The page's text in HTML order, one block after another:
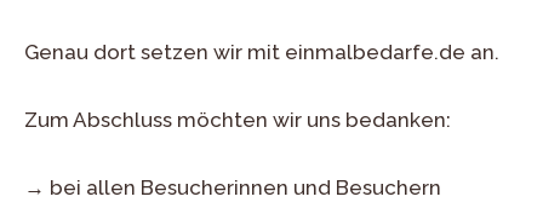
Genau dort setzen wir mit einmalbedarfe.de an.
Zum Abschluss möchten wir uns bedanken:
→ bei allen Besucherinnen und Besuchern